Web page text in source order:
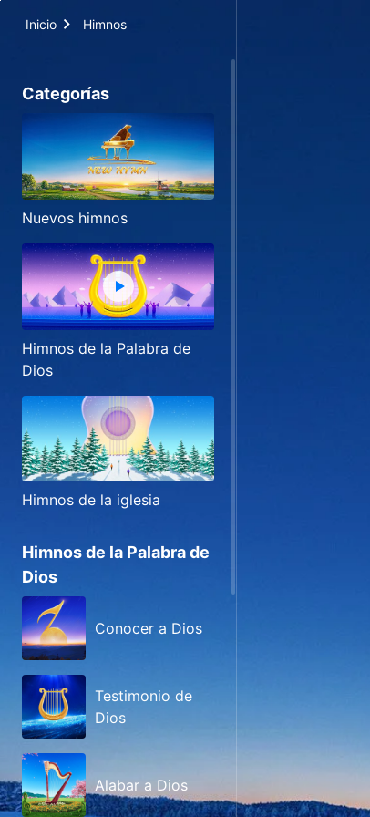
Inicio Himnos
Categorías
Nuevos himnos
Himnos de la Palabra de
Dios
Himnos de la iglesia
Himnos de la Palabra de
Dios
Conocer a Dios
Testimonio de
Dios
Alabar a Dios